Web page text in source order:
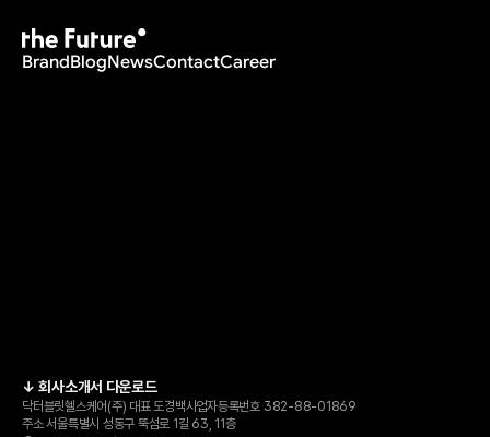
BrandBlogNewsContactCareer
↓ 회사소개서 다운로드
닥터블릿헬스케어(주) 대표 도경백사업자등록번호 382-88-01869
주소 서울특별시 성동구 뚝섬로 1길 63, 11층